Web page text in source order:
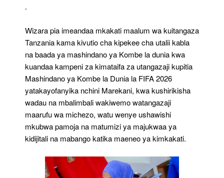
.
Wizara pia imeandaa mkakati maalum wa kuitangaza
Tanzania kama kivutio cha kipekee cha utalii kabla
na baada ya mashindano ya Kombe la dunia kwa
kuandaa kampeni za kimataifa za utangazaji kupitia
Mashindano ya Kombe la Dunia la FIFA 2026
yatakayofanyika nchini Marekani, kwa kushirikisha
wadau na mbalimbali wakiwemo watangazaji
maarufu wa michezo, watu wenye ushawishi
mkubwa pamoja na matumizi ya majukwaa ya
kidijitali na mabango katika maeneo ya kimkakati.